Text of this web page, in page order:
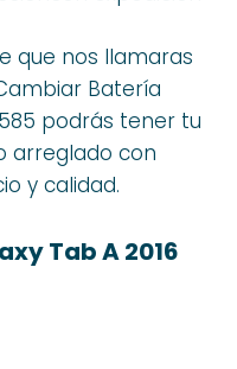
que nos llamaras
Batería
podrás tener tu
arreglado con
y calidad.
Tab A 2016